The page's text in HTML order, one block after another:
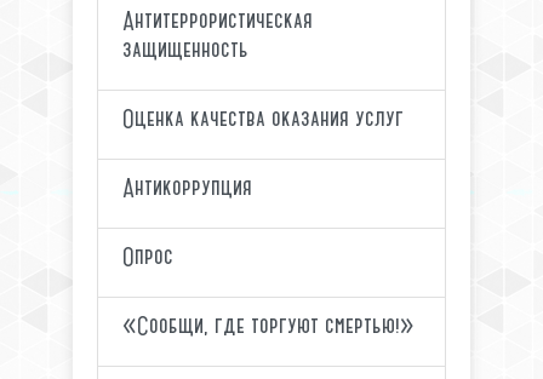
Антитеррористическая
защищенность
Оценка качества оказания услуг
Антикоррупция
Опрос
«Сообщи, где торгуют смертью!»